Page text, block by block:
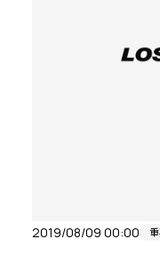
2019/08/09 00:00